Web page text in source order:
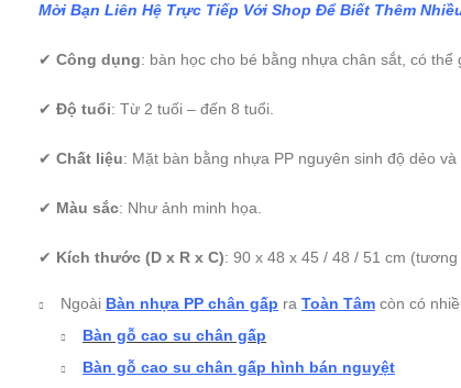
Mời Bạn Liên Hệ Trực Tiếp Với Shop Để Biết Thêm
✔ Công dụng: bàn học cho bé bằng nhựa chân sắt, có thể
✔ Độ tuổi: Từ 2 tuối – đến 8 tuổi.
✔ Chất liệu: Mặt bàn bằng nhựa PP nguyên sinh độ dẻo
✔ Màu sắc: Như ảnh minh họa.
✔ Kích thước (D x R x C): 90 x 48 x 45 / 48 / 51 cm
Ngoài Bàn nhựa PP chân gấp ra Toàn Tâm còn có
Bàn gỗ cao su chân gấp
Bàn gỗ cao su chân gấp hình bán nguyệt